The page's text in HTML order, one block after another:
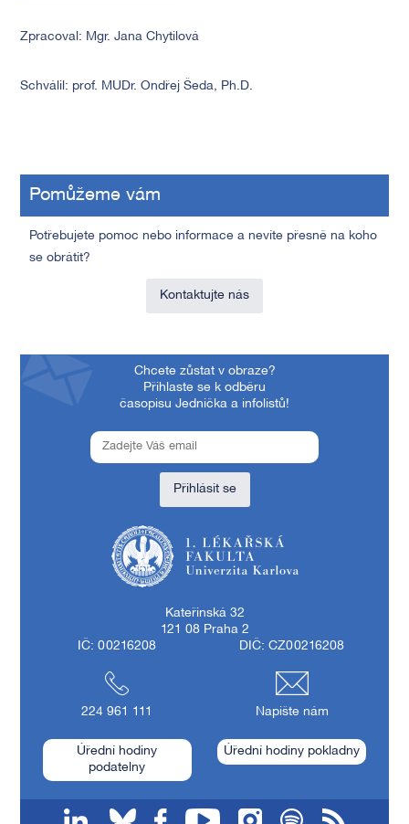
Zpracoval: Mgr. Jana Chytilová
Schválil: prof. MUDr. Ondřej Šeda, Ph.D.
Pomůžeme vám
Potřebujete pomoc nebo informace a nevíte přesně na koho
se obrátit?
Kontaktujte nás
Chcete zůstat v obraze?
Přihlaste se k odběru
časopisu Jednička a infolistů!
Přihlásit se
Kateřinská 32
121 08 Praha 2
IČ: 00216208
DIČ: CZ00216208
224 961 111 Napište nám
Úřední hodiny
podatelny
Úřední hodiny pokladny